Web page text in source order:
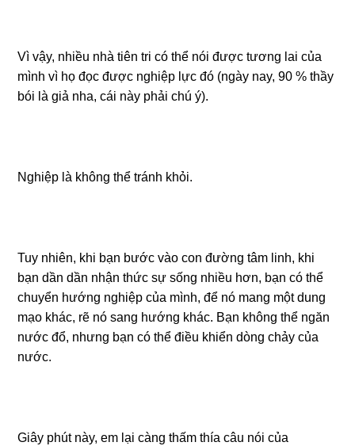
Vì vậy, nhiều nhà tiên tri có thể nói được tương lai của
mình vì họ đọc được nghiệp lực đó (ngày nay, 90 % thầy
bói là giả nha, cái này phải chú ý).
Nghiệp là không thể tránh khỏi.
Tuy nhiên, khi bạn bước vào con đường tâm linh, khi
bạn dần dần nhận thức sự sống nhiều hơn, bạn có thể
chuyển hướng nghiệp của mình, để nó mang một dung
mạo khác, rẽ nó sang hướng khác. Bạn không thể ngăn
nước đổ, nhưng bạn có thể điều khiển dòng chảy của
nước.
Giây phút này, em lại càng thấm thía câu nói của